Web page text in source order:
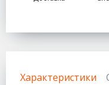
Характеристики